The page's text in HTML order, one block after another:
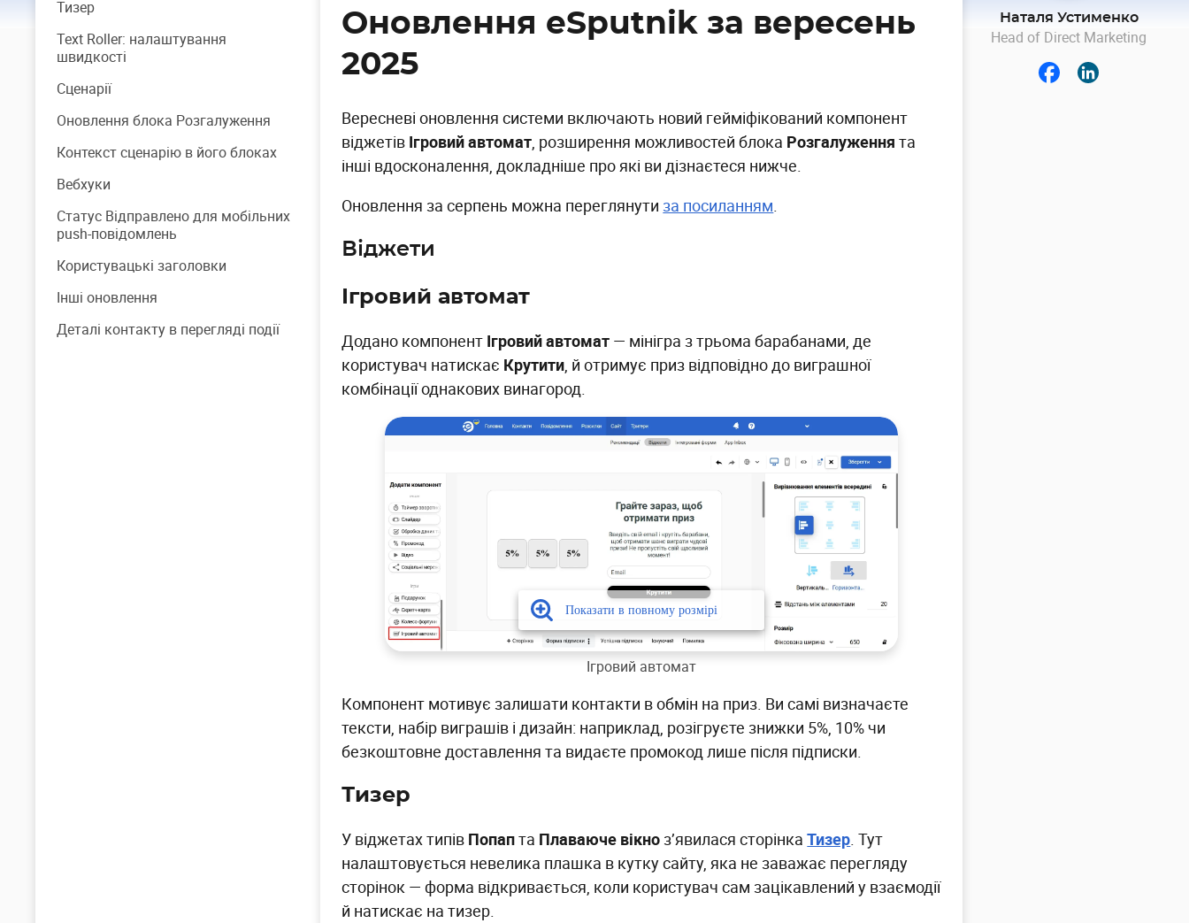
Тизер
Text Roller: налаштування
швидкості
Сценарії
Оновлення блока Розгалуження
Контекст сценарію в його блоках
Вебхуки
Статус Відправлено для мобільних
push-повідомлень
Користувацькі заголовки
Інші оновлення
Деталі контакту в перегляді події
Оновлення eSputnik за вересень
2025
Вересневі оновлення системи включають новий гейміфікований компонент
віджетів Ігровий автомат, розширення можливостей блока Розгалуження та
інші вдосконалення, докладніше про які ви дізнаєтеся нижче.
Оновлення за серпень можна переглянути за посиланням.
Віджети
Ігровий автомат
Додано компонент Ігровий автомат — мінігра з трьома барабанами, де
користувач натискає Крутити, й отримує приз відповідно до виграшної
комбінації однакових винагород.
Ігровий автомат
Компонент мотивує залишати контакти в обмін на приз. Ви самі визначаєте
тексти, набір виграшів і дизайн: наприклад, розігруєте знижки 5%, 10% чи
безкоштовне доставлення та видаєте промокод лише після підписки.
Тизер
У віджетах типів Попапта Плаваюче вікноз’явилася сторінкаТизер. Тут
налаштовується невелика плашка в кутку сайту, яка не заважає перегляду
сторінок — форма відкривається, коли користувач сам зацікавлений у взаємодії
й натискає на тизер.
Наталя Устименко
Head of Direct Marketing